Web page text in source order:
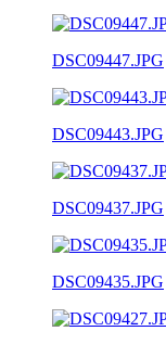
DSC09447.JPG
DSC09443.JPG
DSC09437.JPG
DSC09435.JPG